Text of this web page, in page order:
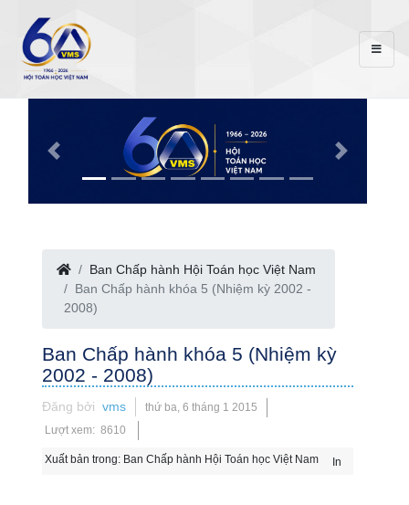
Ban Chấp hành Hội Toán học Việt Nam
Ban Chấp hành khóa 5 (Nhiệm kỳ 2002 -
2008)
Ban Chấp hành khóa 5 (Nhiệm kỳ
2002 - 2008)
Đăng bởivms
thứ ba, 6 tháng 1 2015
Lượt xem: 8610
Xuất bản trong: Ban Chấp hành Hội Toán học Việt Nam In